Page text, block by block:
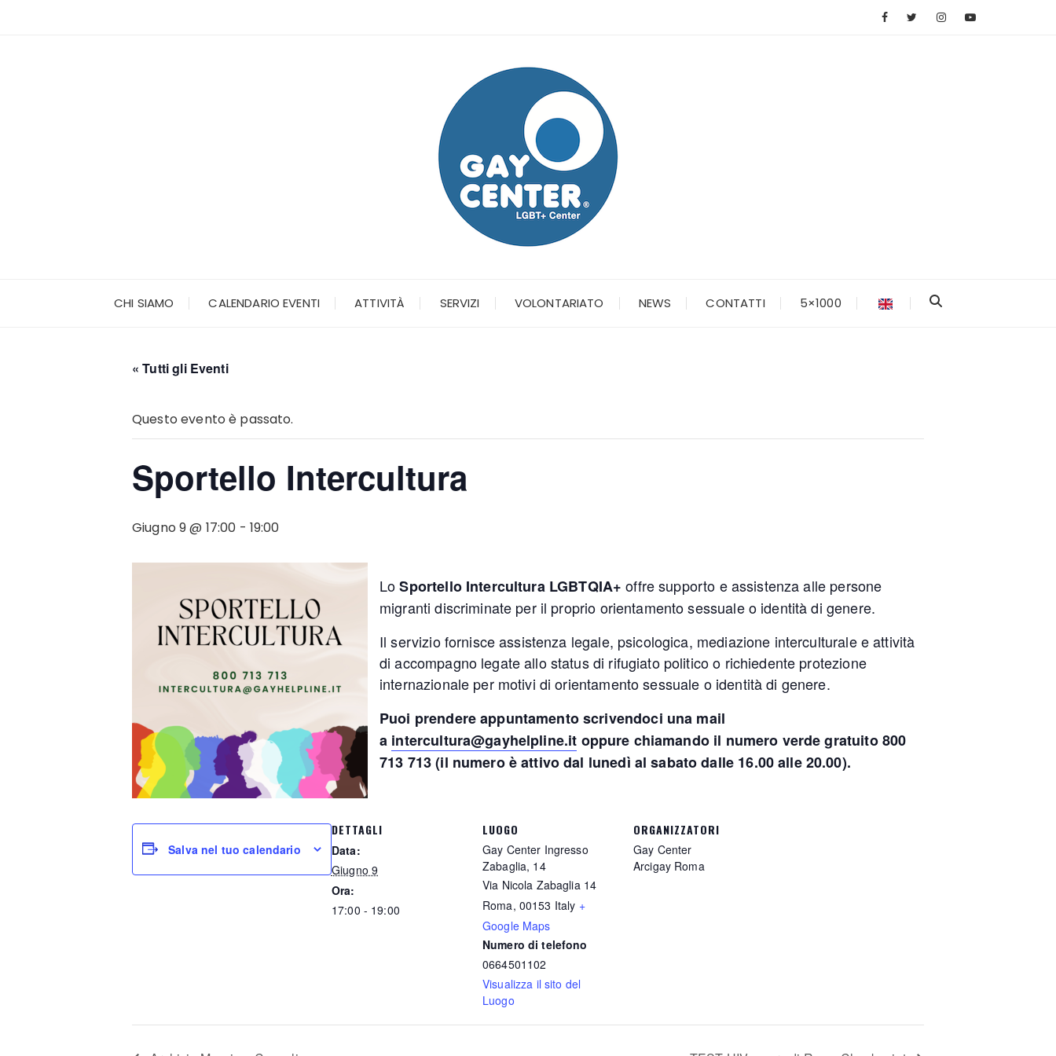
CHI SIAMO CALENDARIO EVENTI ATTIVITÀ SERVIZI VOLONTARIATO NEWS CONTATTI 5×1000
« Tutti gli Eventi
Questo evento è passato.
Sportello Intercultura
Giugno 9 @ 17:00 - 19:00
LoSportello Intercultura LGBTQIA+ offre supporto e assistenza alle persone
migranti discriminate per il proprio orientamento sessuale o identità di genere.
Il servizio fornisce assistenza legale, psicologica, mediazione interculturale e attività
di accompagno legate allo status di rifugiato politico o richiedente protezione
internazionale per motivi di orientamento sessuale o identità di genere.
Puoi prendere appuntamento scrivendoci una mail
a intercultura@gayhelpline.it oppure chiamando il numero verde gratuito 800
713 713 (il numero è attivo dal lunedì al sabato dalle 16.00 alle 20.00).
Salva nel tuo calendario
DETTAGLI
Data:
Giugno 9
Ora:
17:00 - 19:00
LUOGO
Gay Center Ingresso
Zabaglia, 14
Via Nicola Zabaglia 14
Roma, 00153 Italy +
Google Maps
Numero di telefono
0664501102
Visualizza il sito del
Luogo
ORGANIZZATORI
Gay Center
Arcigay Roma